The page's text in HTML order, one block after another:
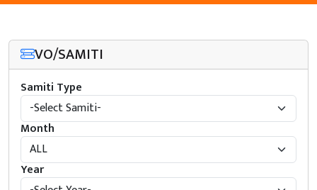
VO/SAMITI
Samiti Type
Month
Year